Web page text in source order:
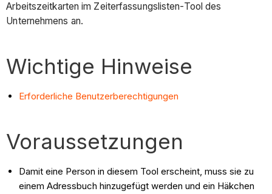
Arbeitszeitkarten im Zeiterfassungslisten-Tool des
Unternehmens an.
Wichtige Hinweise
Erforderliche Benutzerberechtigungen
Voraussetzungen
Damit eine Person in diesem Tool erscheint, muss sie zu
einem Adressbuch hinzugefügt werden und ein Häkchen